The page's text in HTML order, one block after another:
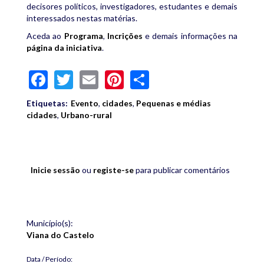
decisores políticos, investigadores, estudantes e demais
interessados nestas matérias.
Aceda ao Programa, Incrições e demais informações na
página da iniciativa.
Facebook
Twitter
EmailPinterest
Etiquetas: Evento, cidades, Pequenas e médias
cidades, Urbano-rural
Inicie sessão ou registe-separa publicar comentários
Município(s):
Viana do Castelo
Data / Período: